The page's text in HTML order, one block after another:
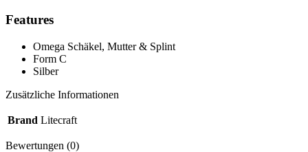
Features
Omega Schäkel, Mutter & Splint
Form C
Silber
Zusätzliche Informationen
Brand Litecraft
Bewertungen (0)